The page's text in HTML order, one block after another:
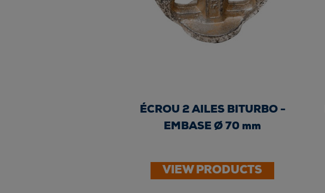
ÉCROU 2 AILES BITURBO -
EMBASE Ø 70 mm
VIEW PRODUCTS